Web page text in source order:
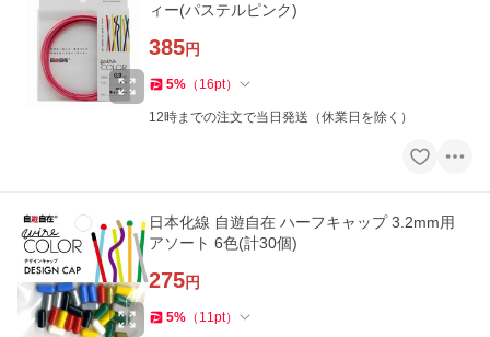
ィー(パステルピンク)
385円
5% （ 16pt）
12時までの注文で当日発送（休業日を除く）
日本化線 自遊自在 ハーフキャップ 3.2mm用
アソート 6色(計30個)
275円
5% （ 11pt）